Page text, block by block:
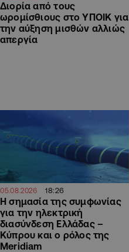
Διορία από τους
ωρομίσθιους στο ΥΠΟΙΚ για
την αύξηση μισθών αλλιώς
απεργία
05.08.2026 18:26
H σημασία της συμφωνίας
για την ηλεκτρική
διασύνδεση Ελλάδας –
Κύπρου και ο ρόλος της
Meridiam